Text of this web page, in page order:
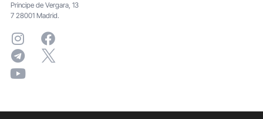
Principe de Vergara, 13
7 28001 Madrid.